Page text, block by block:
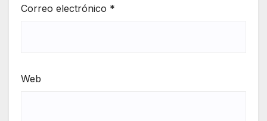
Correo electrónico *
Web